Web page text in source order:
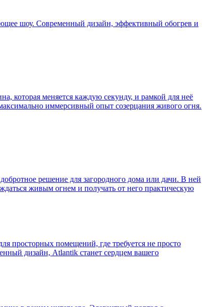
шоу. Современный дизайн, эффективный обогрев и
которая меняется каждую секунду, и рамкой для неё
иммерсивный опыт созерцания живого огня.
решение для загородного дома или дачи. В ней
живым огнем и получать от него практическую
просторных помещений, где требуется не просто
дизайн, Atlantik станет сердцем вашего